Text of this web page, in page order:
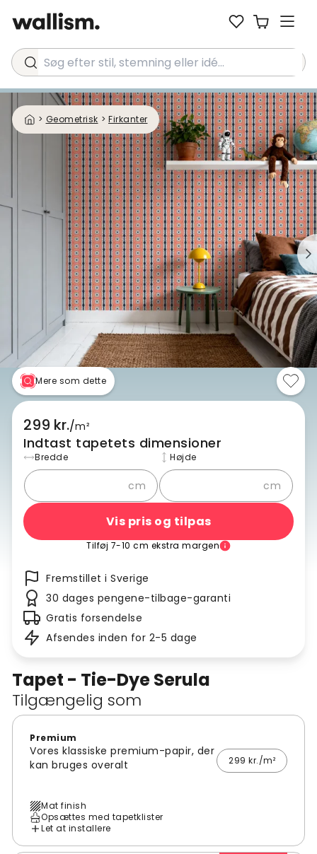
Søg efter stil, stemning eller idé...
> Geometrisk > Firkanter
Tapet - Tie-Dye Serula
Tilgængelig som
Premium
Vores klassiske premium-papir, der
kan bruges overalt
299 kr./m²
Mat finish
Opsættes med tapetklister
Let at installere
Mere som dette
299 kr./m²
Indtast tapetets dimensioner
Bredde
cm
Højde
cm
Vis pris og tilpas
Tilføj 7-10 cm ekstra margen
Fremstillet i Sverige
30 dages pengene-tilbage-garanti
Gratis forsendelse
Afsendes inden for 2-5 dage